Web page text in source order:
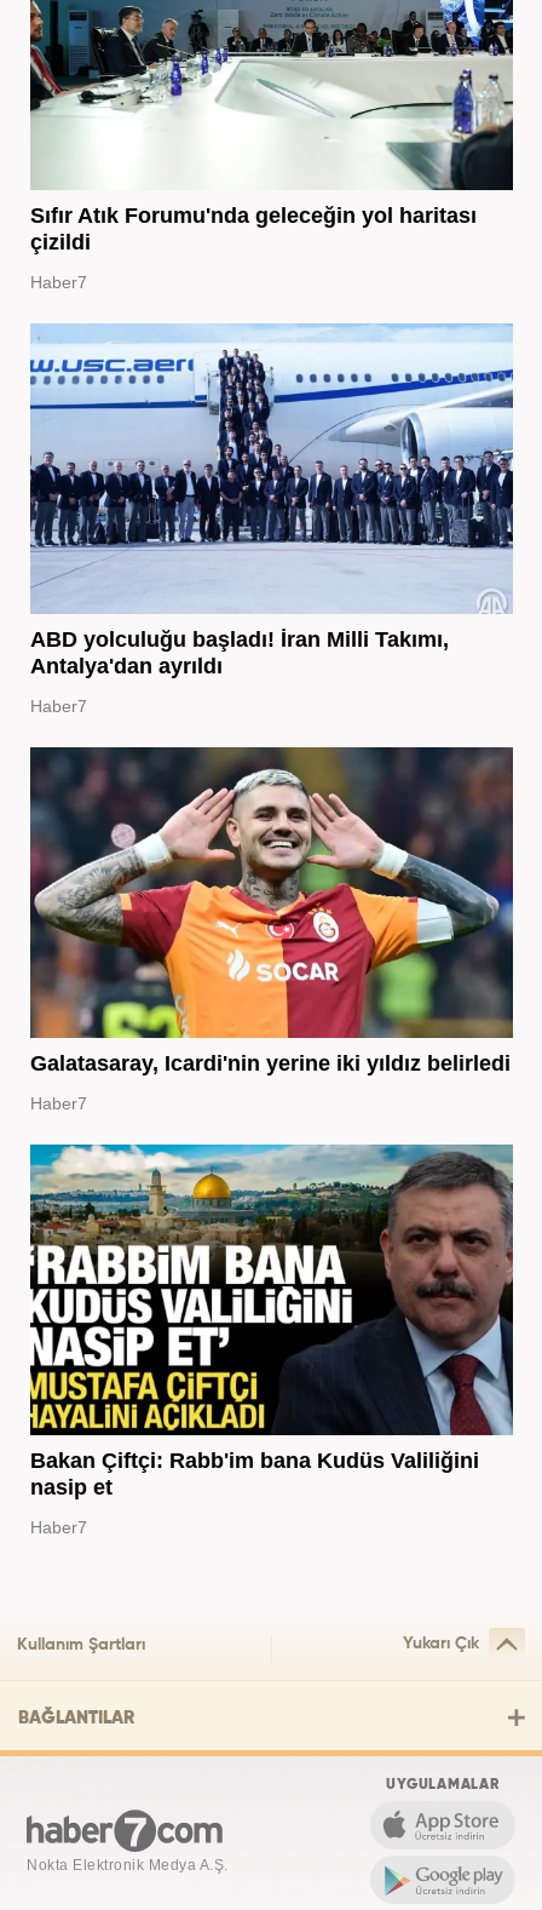
Sıfır Atık Forumu'nda geleceğin yol haritası
çizildi
Haber7
ABD yolculuğu başladı! İran Milli Takımı,
Antalya'dan ayrıldı
Haber7
Galatasaray, Icardi'nin yerine iki yıldız belirledi
Haber7
Bakan Çiftçi: Rabb'im bana Kudüs Valiliğini
nasip et
Haber7
Kullanım Şartları Yukarı Çık
BAĞLANTILAR
Nokta Elektronik Medya A.Ş.
UYGULAMALAR